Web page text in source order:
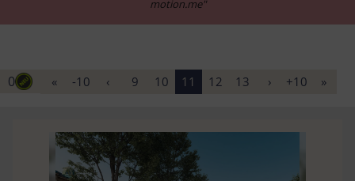
motion.me"
0 « -10 ‹ 9 10 11 12 13 › +10 »